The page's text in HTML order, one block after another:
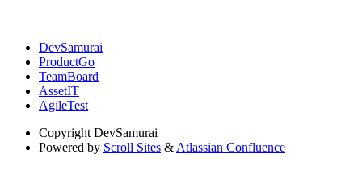
DevSamurai
ProductGo
TeamBoard
AssetIT
AgileTest
Copyright DevSamurai
Powered by Scroll Sites &Atlassian Confluence